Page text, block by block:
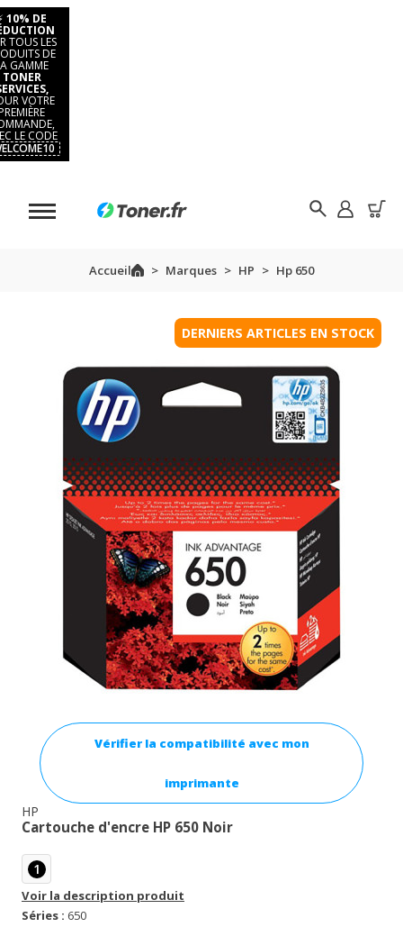
10% DE
TOUS LES
DE
GAMME
TONER
VOTRE
LE CODE
Accueil Marques HP Hp 650
DERNIERS ARTICLES EN STOCK
Vérifier la compatibilité avec mon
imprimante
HP
Cartouche d'encre HP 650 Noir
1
Voir la description produit
Séries : 650